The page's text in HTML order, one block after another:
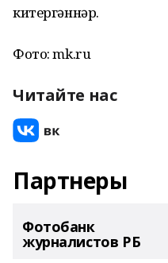
китергәннәр.
Фото: mk.ru
Читайте нас
Партнеры
Фотобанк
журналистов РБ